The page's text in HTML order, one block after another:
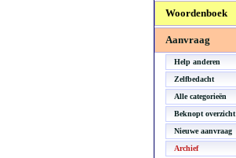
Woordenboek
Aanvraag
Help anderen
Zelfbedacht
Alle categorieën
Beknopt overzicht
Nieuwe aanvraag
Archief